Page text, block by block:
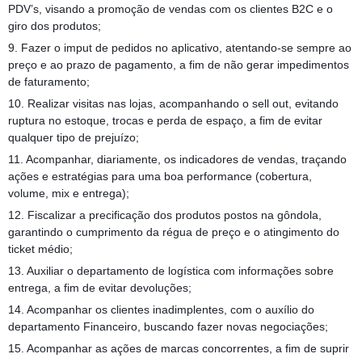
PDV’s, visando a promoção de vendas com os clientes B2C e o
giro dos produtos;
9. Fazer o imput de pedidos no aplicativo, atentando-se sempre ao
preço e ao prazo de pagamento, a fim de não gerar impedimentos
de faturamento;
10. Realizar visitas nas lojas, acompanhando o sell out, evitando
ruptura no estoque, trocas e perda de espaço, a fim de evitar
qualquer tipo de prejuízo;
11. Acompanhar, diariamente, os indicadores de vendas, traçando
ações e estratégias para uma boa performance (cobertura,
volume, mix e entrega);
12. Fiscalizar a precificação dos produtos postos na gôndola,
garantindo o cumprimento da régua de preço e o atingimento do
ticket médio;
13. Auxiliar o departamento de logística com informações sobre
entrega, a fim de evitar devoluções;
14. Acompanhar os clientes inadimplentes, com o auxílio do
departamento Financeiro, buscando fazer novas negociações;
15. Acompanhar as ações de marcas concorrentes, a fim de suprir